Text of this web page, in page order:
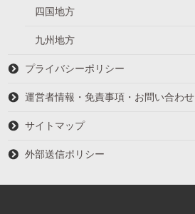
四国地方
九州地方
プライバシーポリシー
運営者情報・免責事項・お問い合わせ
サイトマップ
外部送信ポリシー